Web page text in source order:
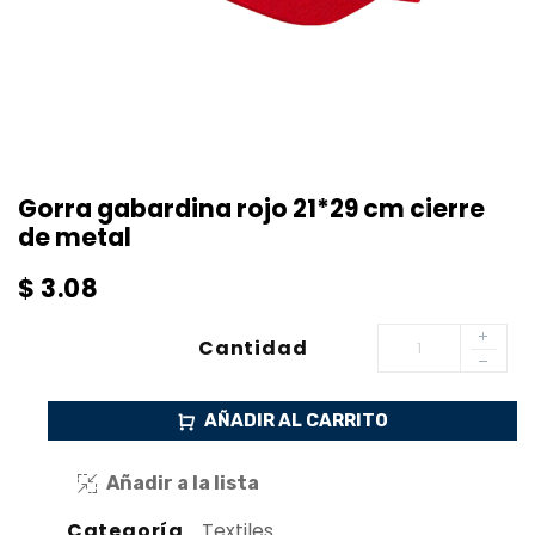
Gorra gabardina rojo 21*29 cm cierre
de metal
$ 3.08
Cantidad
AÑADIR AL CARRITO
Añadir a la lista